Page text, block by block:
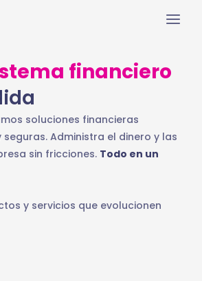
financiero
soluciones financieras
seguras. Administra el dinero y las
sin fricciones. Todo en un
y servicios que evolucionen